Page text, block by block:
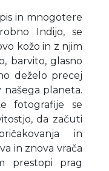
in mnogotere
Indijo, se
kožo in z njim
barvito, glasno
deželo precej
planeta.
fotografije se
da začuti
in
in znova vrača
prestopi prag